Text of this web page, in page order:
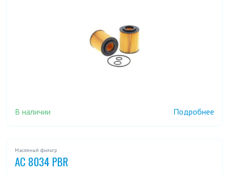
В наличии Подробнее
Масляный фильтр
AC 8034 PBR